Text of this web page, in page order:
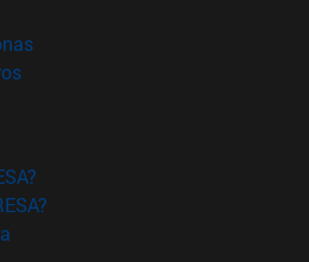
(abre en nueva ventana)
(abre en nueva ventana)